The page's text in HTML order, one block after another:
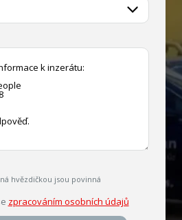
hvězdičkou jsou povinná
zpracováním osobních údajů